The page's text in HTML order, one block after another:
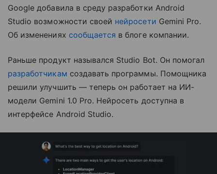
Google добавила в среду разработки Android
Studio возможности своей нейросети Gemini Pro.
Об изменениях сообщается в блоге компании.
Раньше продукт назывался Studio Bot. Он помогал
разработчикам создавать программы. Помощника
решили улучшить — теперь он работает на ИИ-
модели Gemini 1.0 Pro. Нейросеть доступна в
интерфейсе Android Studio.